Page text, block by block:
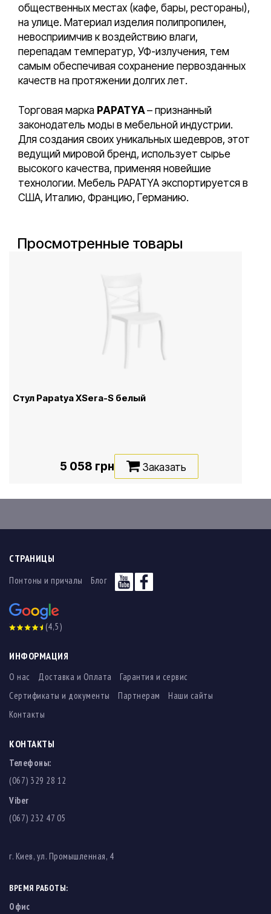
общественных местах (кафе, бары, рестораны),
на улице. Материал изделия полипропилен,
невосприимчив к воздействию влаги,
перепадам температур, УФ-излучения, тем
самым обеспечивая сохранение первозданных
качеств на протяжении долгих лет.
Торговая марка PAPATYA– признанный
законодатель моды в мебельной индустрии.
Для создания своих уникальных шедевров, этот
ведущий мировой бренд, использует сырье
высокого качества, применяя новейшие
технологии. Мебель PAPATYA экспортируется в
США, Италию, Францию, Германию.
Просмотренные товары
Стул Papatya XSera-S белый
5 058 грн Заказать
СТРАНИЦЫ
Понтоны и причалы Блог
(4,5)
ИНФОРМАЦИЯ
О нас Доставка и Оплата
Гарантия и сервис
Сертификаты и документы
Партнерам
Наши сайты
Контакты
КОНТАКТЫ
Телефоны:
(067) 329 28 12
Viber
(067) 232 47 05
г. Киев, ул. Промышленная, 4
ВРЕМЯ РАБОТЫ:
Офис